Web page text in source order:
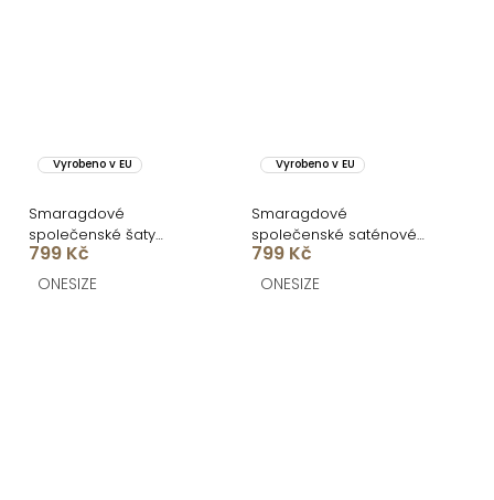
Vyrobeno v EU
Smaragdové
společenské šaty
VELMORO s body
799 Kč
ONESIZE
Vyrobeno v EU
Smaragdové
společenské saténové
dlouhé šaty CARMIYA
799 Kč
ONESIZE